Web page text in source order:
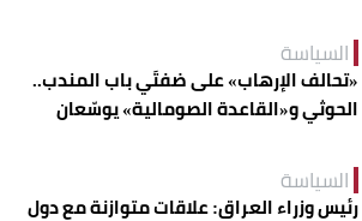
السياسة
«تحالف الإرهاب» على ضفتَي باب المندب..
الحوثي و«القاعدة الصومالية» يوسّعان
السياسة
رئيس وزراء العراق: علاقات متوازنة مع دول